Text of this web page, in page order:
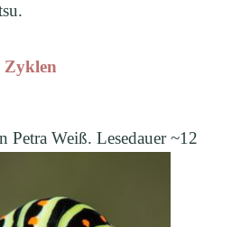
Zyklen
Petra Weiß. Lesedauer ~12